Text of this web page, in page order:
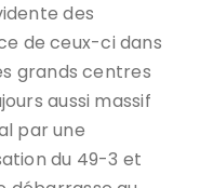
des
de ceux-ci dans
grands centres
aussi massif
par une
du 49-3 et